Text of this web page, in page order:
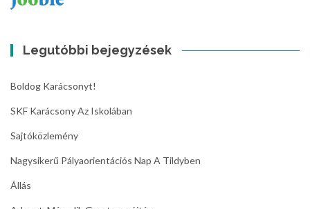
Legutóbbi bejegyzések
Boldog Karácsonyt!
SKF Karácsony Az Iskolában
Sajtóközlemény
Nagysikerű Pályaorientációs Nap A Tildyben
Állás